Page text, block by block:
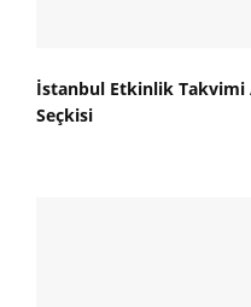
İstanbul Etkinlik Takvimi
Seçkisi